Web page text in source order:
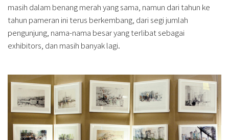
masih dalam benang merah yang sama, namun dari tahun ke
tahun pameran ini terus berkembang, dari segi jumlah
pengunjung, nama-nama besar yang terlibat sebagai
exhibitors, dan masih banyak lagi.